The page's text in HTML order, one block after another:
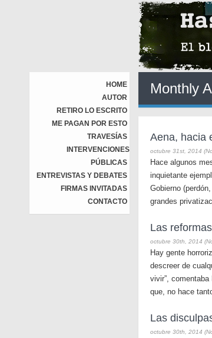
HOME
AUTOR
RETIRO LO ESCRITO
ME PAGAN POR ESTO
TRAVESÍAS
INTERVENCIONES
PÚBLICAS
ENTREVISTAS Y DEBATES
FIRMAS INVITADAS
CONTACTO
Monthly
Aena, hacia
octubre 31st, 2014
Hace algunos
inquietante
Gobierno
grandes
Las
octubre 30th, 2014
Hay gente
descreer de
vivir”,
que, no hace
Las
octubre 30th, 2014